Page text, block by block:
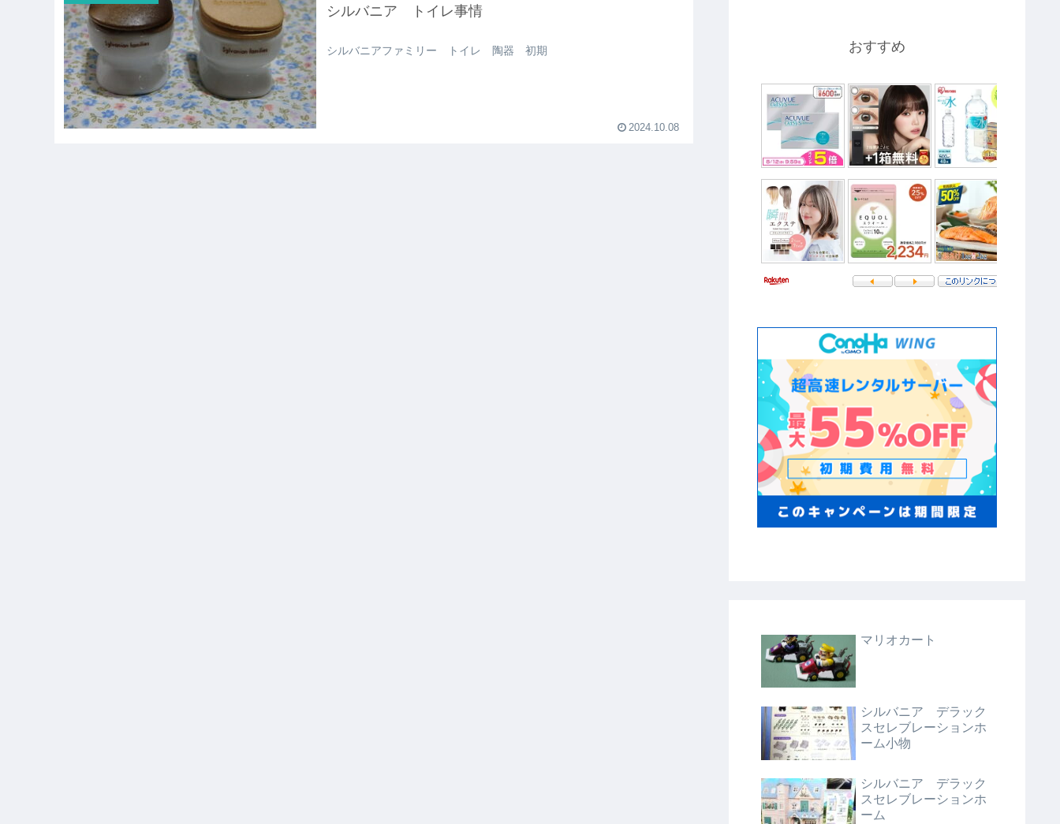
シルバニア トイレ事情
シルバニアファミリー トイレ 陶器 初期
2024.10.08
おすすめ
マリオカート
シルバニア デラック
スセレブレーションホ
ーム小物
シルバニア デラック
スセレブレーションホ
ーム